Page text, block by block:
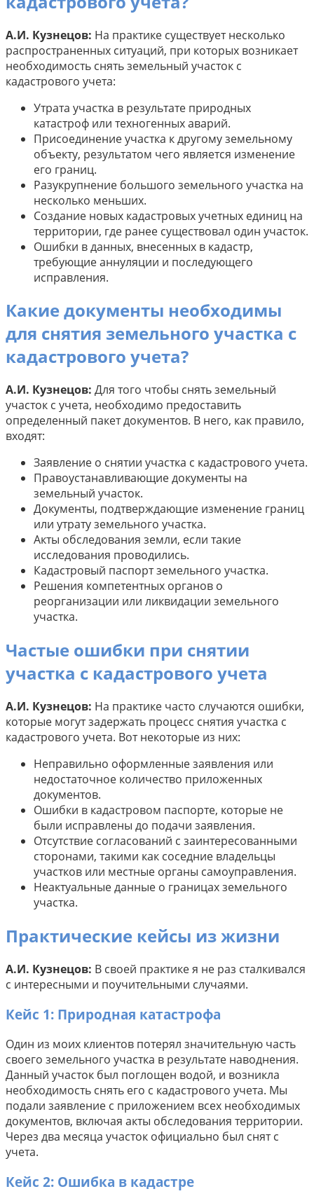
А.И. Кузнецов: На практике существует несколько
распространенных ситуаций, при которых возникает
необходимость снять земельный участок с
кадастрового учета:
Утрата участка в результате природных
катастроф или техногенных аварий.
Присоединение участка к другому земельному
объекту, результатом чего является изменение
его границ.
Разукрупнение большого земельного участка на
несколько меньших.
Создание новых кадастровых учетных единиц на
территории, где ранее существовал один участок.
Ошибки в данных, внесенных в кадастр,
требующие аннуляции и последующего
исправления.
Какие документы необходимы
для снятия земельного участка с
кадастрового учета?
А.И. Кузнецов: Для того чтобы снять земельный
участок с учета, необходимо предоставить
определенный пакет документов. В него, как правило,
входят:
Заявление о снятии участка с кадастрового учета.
Правоустанавливающие документы на
земельный участок.
Документы, подтверждающие изменение границ
или утрату земельного участка.
Акты обследования земли, если такие
исследования проводились.
Кадастровый паспорт земельного участка.
Решения компетентных органов о
реорганизации или ликвидации земельного
участка.
Частые ошибки при снятии
участка с кадастрового учета
А.И. Кузнецов: На практике часто случаются ошибки,
которые могут задержать процесс снятия участка с
кадастрового учета. Вот некоторые из них:
Неправильно оформленные заявления или
недостаточное количество приложенных
документов.
Ошибки в кадастровом паспорте, которые не
были исправлены до подачи заявления.
Отсутствие согласований с заинтересованными
сторонами, такими как соседние владельцы
участков или местные органы самоуправления.
Неактуальные данные о границах земельного
участка.
Практические кейсы из жизни
А.И. Кузнецов: В своей практике я не раз сталкивался
с интересными и поучительными случаями.
Кейс 1: Природная катастрофа
Один из моих клиентов потерял значительную часть
своего земельного участка в результате наводнения.
Данный участок был поглощен водой, и возникла
необходимость снять его с кадастрового учета. Мы
подали заявление с приложением всех необходимых
документов, включая акты обследования территории.
Через два месяца участок официально был снят с
учета.
Кейс 2: Ошибка в кадастре